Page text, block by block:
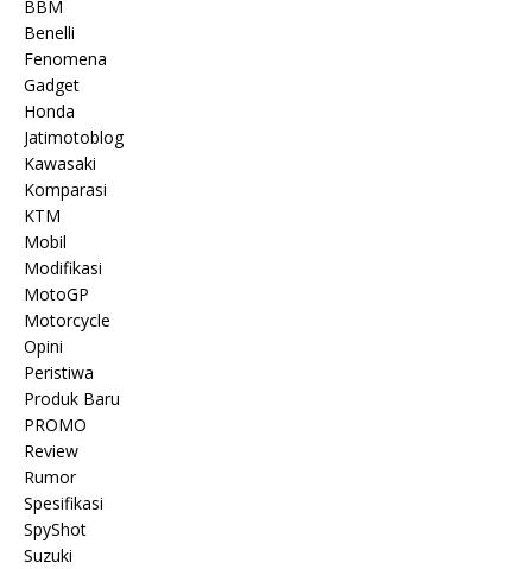
BBM
Benelli
Fenomena
Gadget
Honda
Jatimotoblog
Kawasaki
Komparasi
KTM
Mobil
Modifikasi
MotoGP
Motorcycle
Opini
Peristiwa
Produk Baru
PROMO
Review
Rumor
Spesifikasi
SpyShot
Suzuki